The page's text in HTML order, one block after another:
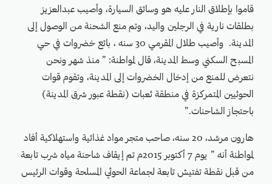
قاموا بإطلاق النار عليه هو وسائق السيارة، وأصيب عبدالعزيز
بطلقات نارية في الرجلين واليد، وتم منع الشحنة من الوصول إلى
المدينة. وأصيب طلال المقرمي 30 سنه ، بائع خضروات في حي
المسبح السكني وسط المدينة، قال لمواطنة: ” منذ شهر ونحن
نتعرض للمنع من إدخال الخضروات إلى المدينة، وتقوم قوات
الحوثيين المتمركزة في منطقة ثعبات (نقطة عبور شرق المدينة)
باحتجاز الشاحنات.”
هارون مرشد، 20 سنه، صاحب متجر مواد غذائية واستهلاكية أفاد
لمواطنة أنه ” يوم 7 أكتوبر 2015م تم إيقاف شاحنة مياه شرب تابعة
من قبل نقطة تفتيش تابعة لجماعة الحوثي المسلحة وقوات الرئيس